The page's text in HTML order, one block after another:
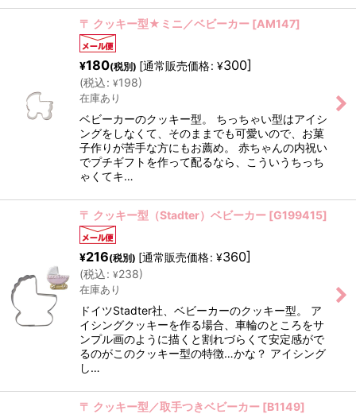
〒 クッキー型★ミニ／ベビーカー [AM147]
¥180(税別) [通常販売価格: ¥300]
(税込: ¥198)
在庫あり
ベビーカーのクッキー型。 ちっちゃい型はアイシ
ングをしなくて、そのままでも可愛いので、お菓
子作りが苦手な方にもお薦め。 赤ちゃんの内祝い
でプチギフトを作って配るなら、こういうちっち
ゃくてキ…
〒 クッキー型（Stadter）ベビーカー [G199415]
¥216(税別) [通常販売価格: ¥360]
(税込: ¥238)
在庫あり
ドイツStadter社、ベビーカーのクッキー型。 ア
イシングクッキーを作る場合、車輪のところをサ
ンプル画のように描くと割れづらくて安定感がで
るのがこのクッキー型の特徴…かな？ アイシング
し…
〒 クッキー型／取手つきベビーカー [B1149]